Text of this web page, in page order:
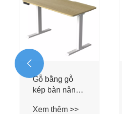
Bảng hạt đơn
động cơ đơn
